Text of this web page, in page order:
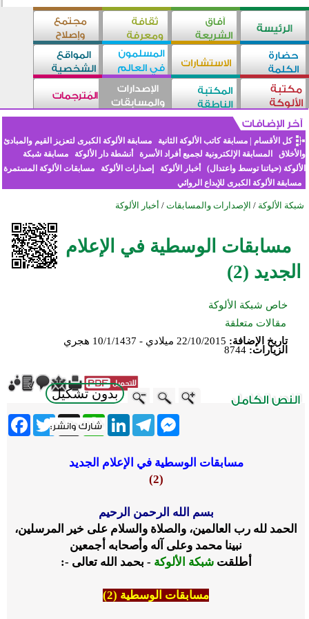
كل الأقسام |مسابقة كاتب الألوكة الثانية
مسابقة الألوكة الكبرى لتعزيز القيم والمبادئ
والأخلاق
المسابقة الإلكترونية لجميع أفراد الأسرة أنشطة دار الألوكة
مسابقة شبكة
الألوكة (حياتنا توسط واعتدال)
أخبار الألوكة إصدارات الألوكة
مسابقات الألوكة المستمرة
مسابقة الألوكة الكبرى للإبداع الروائي
شبكة الألوكة / الإصدارات والمسابقات / أخبار الألوكة
مسابقات الوسطية في الإعلام
الجديد (2)
خاص شبكة الألوكة
مقالات متعلقة
تاريخ الإضافة: 22/10/2015 ميلادي - 10/1/1437 هجري
الزيارات: 8744
بدون تشكيل
Twitter X
WhatsApp
LinkedInTelegram
Messenger
مسابقات الوسطية في الإعلام الجديد
(2)
بسم الله الرحمن الرحيم
الحمد لله رب العالمين، والصلاة والسلام على خير المرسلين،
نبينا محمد وعلى آله وأصحابه أجمعين
أطلقتشبكة الألوكة - بحمد الله تعالى -:
مسابقات الوسطية (2)